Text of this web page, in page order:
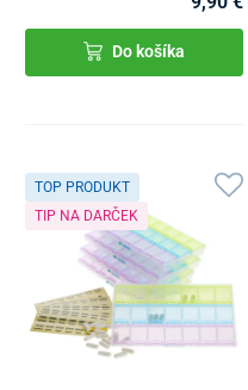
Do košíka
TOP PRODUKT
TIP NA DARČEK